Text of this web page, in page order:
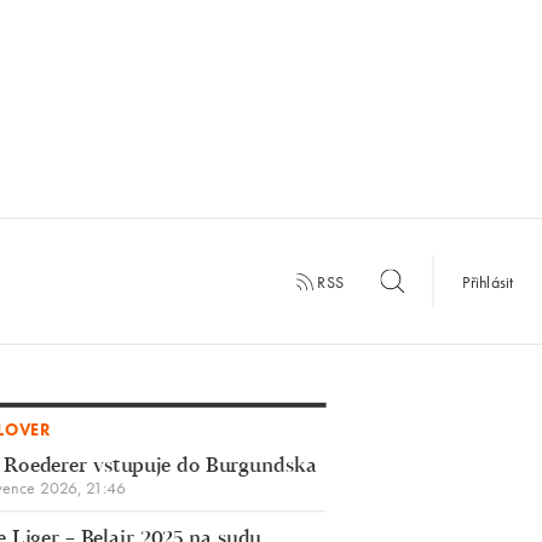
RSS Přihlásit
vstupuje do Burgundska
2026, 21:46